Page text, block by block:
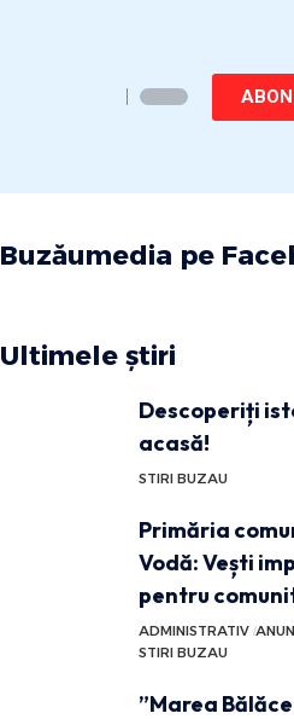
Buzăumedia pe
Ultimele știri
Descoperiți
acasă!
STIRI BUZAU
Primăria
Vodă: Vești
pentru
ADMINISTRATIV
STIRI BUZAU
”Marea